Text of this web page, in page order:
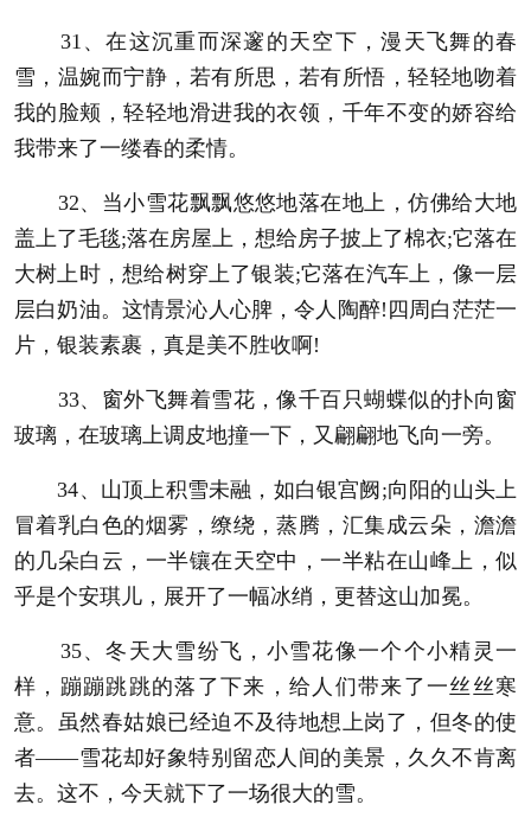
31、在这沉重而深邃的天空下，漫天飞舞的春
雪，温婉而宁静，若有所思，若有所悟，轻轻地吻着
我的脸颊，轻轻地滑进我的衣领，千年不变的娇容给
我带来了一缕春的柔情。
32、当小雪花飘飘悠悠地落在地上，仿佛给大地
盖上了毛毯;落在房屋上，想给房子披上了棉衣;它落在
大树上时，想给树穿上了银装;它落在汽车上，像一层
层白奶油。这情景沁人心脾，令人陶醉!四周白茫茫一
片，银装素裹，真是美不胜收啊!
33、窗外飞舞着雪花，像千百只蝴蝶似的扑向窗
玻璃，在玻璃上调皮地撞一下，又翩翩地飞向一旁。
34、山顶上积雪未融，如白银宫阙;向阳的山头上
冒着乳白色的烟雾，缭绕，蒸腾，汇集成云朵，澹澹
的几朵白云，一半镶在天空中，一半粘在山峰上，似
乎是个安琪儿，展开了一幅冰绡，更替这山加冕。
35、冬天大雪纷飞，小雪花像一个个小精灵一
样，蹦蹦跳跳的落了下来，给人们带来了一丝丝寒
意。虽然春姑娘已经迫不及待地想上岗了，但冬的使
者——雪花却好象特别留恋人间的美景，久久不肯离
去。这不，今天就下了一场很大的雪。